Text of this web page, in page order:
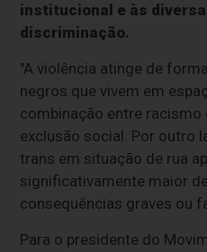
institucional e às
discriminação.
"A violência atinge de
negros que vivem em
combinação entre racismo
exclusão social. Por outro
trans em situação de rua
significativamente maior
consequências graves ou
Para o presidente do